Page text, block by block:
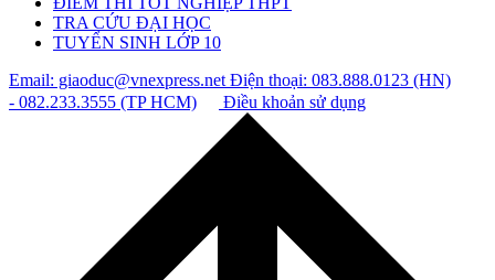
TRA CỨU ĐẠI HỌC
TUYỂN SINH LỚP 10
Email: giaoduc@vnexpress.netĐiện thoại: 083.888.0123 (HN)
- 082.233.3555 (TP HCM)
Điều khoản sử dụng